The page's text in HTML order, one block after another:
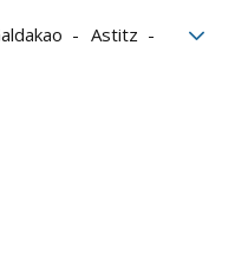
Astitz